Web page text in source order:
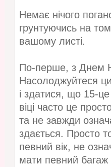
Немає нічого
грунтуючись на
вашому листі.
По-перше, з Днем
Насолоджуйтеся
і здатися, що 15-це
віці часто це
та не завжди
здається. Просто
певний вік, не
мати певний багаж